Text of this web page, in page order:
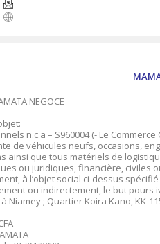
NEGOCE
n.c.a – S960004 (- Le
de véhicules neufs, occasions,
ainsi que tous matériels de
ou juridiques, financière,
à l’objet social ci-dessus
ou indirectement, le but
Niamey ; Quartier Koira Kano, KK-